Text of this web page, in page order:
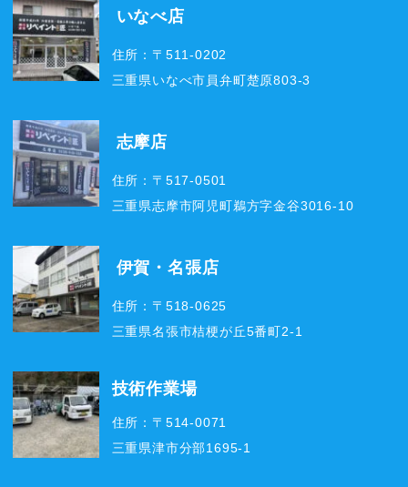
いなべ店
住所：〒511-0202
三重県いなべ市員弁町楚原803-3
志摩店
住所：〒517-0501
三重県志摩市阿児町鵜方字金谷3016-10
伊賀・名張店
住所：〒518-0625
三重県名張市桔梗が丘5番町2-1
技術作業場
住所：〒514-0071
三重県津市分部1695-1